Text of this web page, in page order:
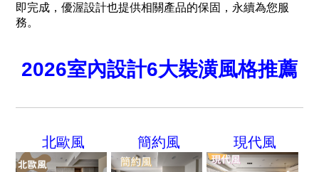
即完成，優渥設計也提供相關產品的保固，永續為您服
務。
2026室內設計6大裝潢風格推薦
北歐風 簡約風 現代風